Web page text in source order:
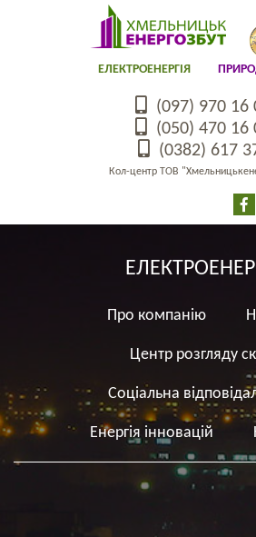
ЕЛЕКТРОЕНЕРГІЯ
(097) 970 16
(050) 470 16
(0382) 617
Кол-центр ТОВ
Про компанію
Центр розгляду
Соціальна
Енергія інновацій